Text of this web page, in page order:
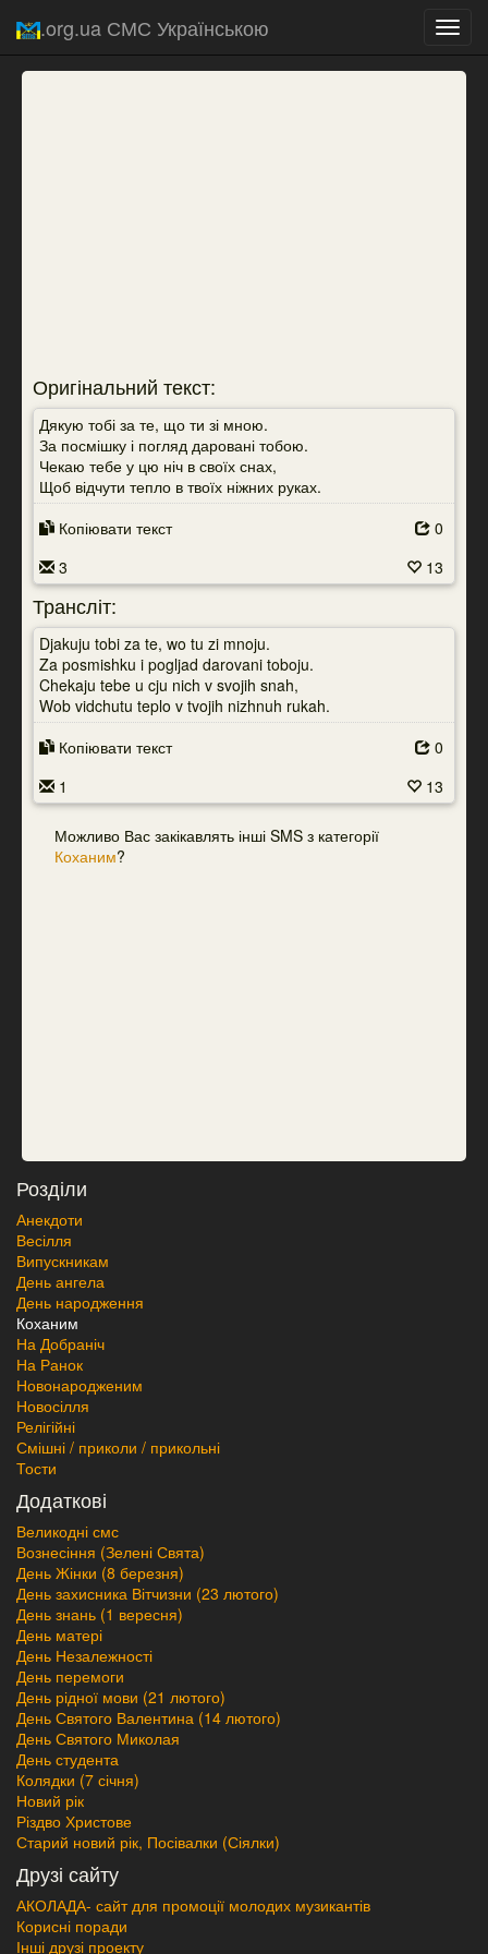
.org.ua СМС Українською
Оригінальний текст:
Дякую тобі за те, що ти зі мною.
За посмішку і погляд даровані тобою.
Чекаю тебе у цю ніч в своїх снах,
Щоб відчути тепло в твоїх ніжних руках.
Копіювати текст
0
3
13
Трансліт:
Djakuju tobi za te, wo tu zi mnoju.
Za posmishku i pogljad darovani toboju.
Chekaju tebe u cju nich v svojih snah,
Wob vidchutu teplo v tvojih nizhnuh rukah.
Копіювати текст
0
1
13
Можливо Вас закікавлять інші SMS з категорії
Коханим?
Розділи
Анекдоти
Весілля
Випускникам
День ангела
День народження
Коханим
На Добраніч
На Ранок
Новонародженим
Новосілля
Релігійні
Смішні / приколи / прикольні
Тости
Додаткові
Великодні смс
Вознесіння (Зелені Свята)
День Жінки (8 березня)
День захисника Вітчизни (23 лютого)
День знань (1 вересня)
День матері
День Незалежності
День перемоги
День рідної мови (21 лютого)
День Святого Валентина (14 лютого)
День Святого Миколая
День студента
Колядки (7 січня)
Новий рік
Різдво Христове
Старий новий рік, Посівалки (Сіялки)
Друзі сайту
АКОЛАДА- сайт для промоції молодих музикантів
Корисні поради
Інші друзі проекту